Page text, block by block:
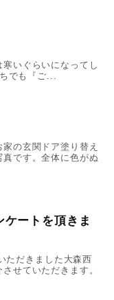
いぐらいになってし
でも『ご...
の玄関ドア塗り替え
です。全体に色がぬ
ケートを頂きま
ただきました大森西
せていただきます。